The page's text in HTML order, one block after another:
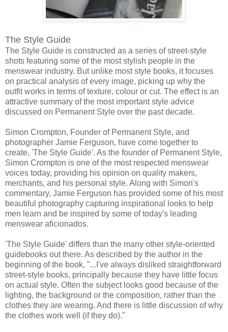
The Style Guide
The Style Guide is constructed as a series of street-style
shots featuring some of the most stylish people in the
menswear industry. But unlike most style books, it focuses
on practical analysis of every image, picking up why the
outfit works in terms of texture, colour or cut. The effect is an
attractive summary of the most important style advice
discussed on Permanent Style over the past decade.
Simon Crompton, Founder of Permanent Style, and
photographer Jamie Ferguson, have come together to
create, 'The Style Guide'. As the founder of Permanent Style,
Simon Crompton is one of the most respected menswear
voices today, providing his opinion on quality makers,
merchants, and his personal style. Along with Simon's
commentary, Jamie Ferguson has provided some of his most
beautiful photography capturing inspirational looks to help
men learn and be inspired by some of today's leading
menswear aficionados.
'The Style Guide' differs than the many other style-oriented
guidebooks out there. As described by the author in the
beginning of the book, "...I've always disliked straightforward
street-style books, principally because they have little focus
on actual style. Often the subject looks good because of the
lighting, the background or the composition, rather than the
clothes they are wearing. And there is little discussion of why
the clothes work well (if they do)."